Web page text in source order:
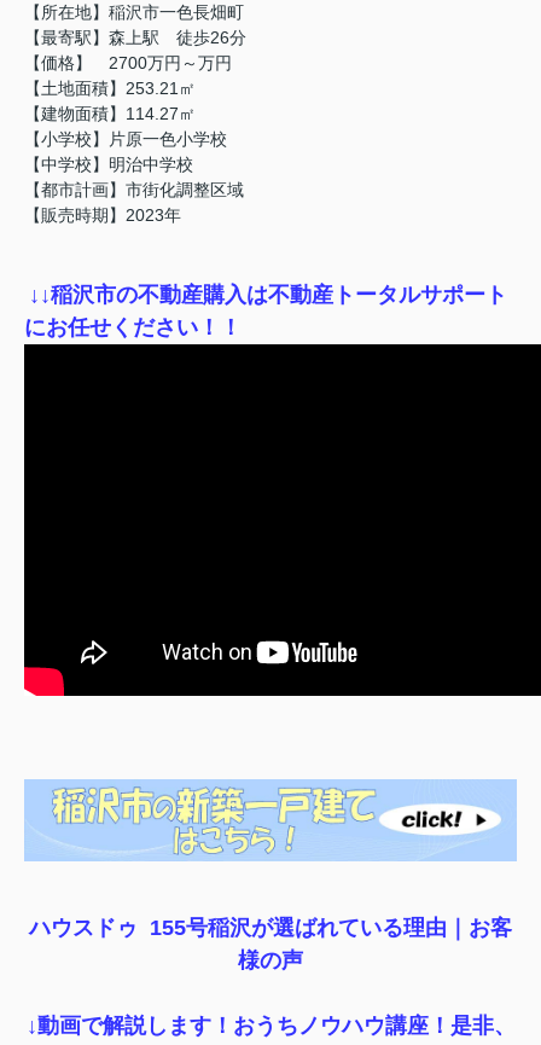
【所在地】稲沢市一色長畑町
【最寄駅】森上駅 徒歩26分
【価格】 2700万円～万円
【土地面積】253.21㎡
【建物面積】114.27㎡
【小学校】片原一色小学校
【中学校】明治中学校
【都市計画】市街化調整区域
【販売時期】2023年
↓ ↓稲沢市の不動産購入は不動産トータルサポート
にお任せください！！
ハウスドゥ 155号稲沢が選ばれている理由｜ お客
様の声
↓動画で解説します！おうちノウハウ講座！是非、